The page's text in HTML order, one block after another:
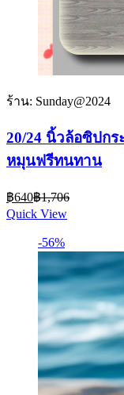
ร้าน: Sunday@2024
20/24 นิ้วล้อซิปกร
หมุนฟรีทนทาน
฿640Current
price
is:
฿640.
฿1,706
Quick View
-56%